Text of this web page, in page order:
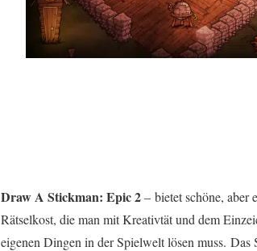
Draw A Stickman: Epic 2– bietet schöne, aber
Rätselkost, die man mit Kreativtät und dem
eigenen Dingen in der Spielwelt lösen muss. Das